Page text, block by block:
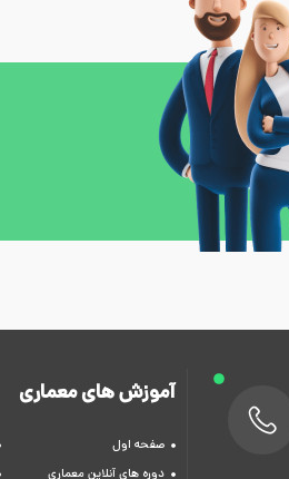
آموزش های معماری
صفحه اول
دوره های آنلاین معماری